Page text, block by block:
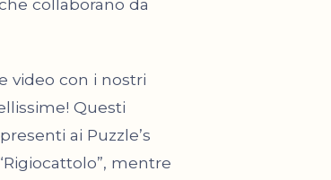
collaborano da
video con i nostri
Questi
ai Puzzle’s
mentre